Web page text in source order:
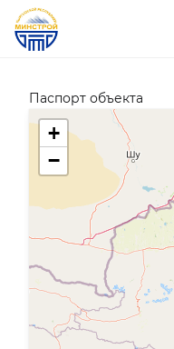
Паспорт объекта
+
−